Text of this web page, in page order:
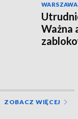
WARSZAWA
Ważna
ZOBACZ WIĘCEJ